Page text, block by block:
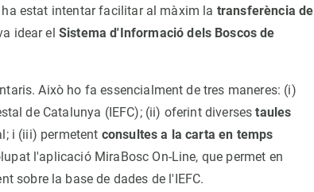
estat intentar facilitar al màxim la transferència de
idear el Sistema d'Informació dels Boscos de
Això ho fa essencialment de tres maneres: (i)
de Catalunya (IEFC); (ii) oferint diversestaules
i (iii) permetent consultes a la carta en temps
l'aplicació MiraBosc On-Line, que permet en
sobre la base de dades de l'IEFC.